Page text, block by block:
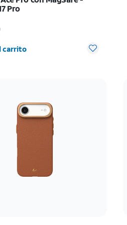
Pro
carrito